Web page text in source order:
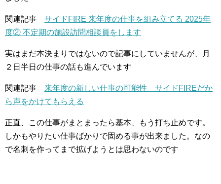
関連記事 サイドFIRE 来年度の仕事を組み立てる 2025年
度② 不定期の施設訪問相談員をします
実はまだ本決まりではないので記事にしていませんが、月
２日半日の仕事の話も進んでいます
関連記事 来年度の新しい仕事の可能性 サイドFIREだか
ら声をかけてもらえる
正直、この仕事がまとまったら基本、もう打ち止めです。
しかもやりたい仕事ばかりで固める事が出来ました。なの
で名刺を作ってまで拡げようとは思わないのです